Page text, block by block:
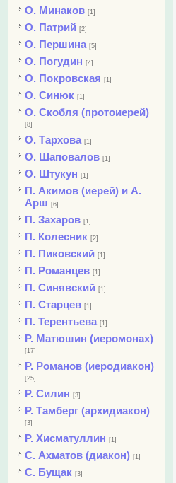
О. Минаков [1]
О. Патрий [2]
О. Першина [5]
О. Погудин [4]
О. Покровская [1]
О. Синюк [1]
О. Скобля (протоиерей)
[8]
О. Тархова [1]
О. Шаповалов [1]
О. Штукун [1]
П. Акимов (иерей) и А.
Арш [6]
П. Захаров [1]
П. Колесник [2]
П. Пиковский [1]
П. Романцев [1]
П. Синявский [1]
П. Старцев [1]
П. Терентьева [1]
Р. Матюшин (иеромонах)
[17]
Р. Романов (иеродиакон)
[25]
Р. Силин [3]
Р. Тамберг (архидиакон)
[3]
Р. Хисматуллин [1]
С. Ахматов (диакон) [1]
С. Бущак [3]